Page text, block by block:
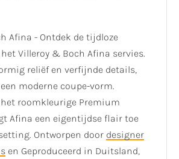
Afina - Ontdek de tijdloze
Villeroy & Boch Afina servies.
reliëf en verfijnde details,
moderne coupe-vorm.
roomkleurige Premium
Afina een eigentijdse flair toe
Ontworpen door designer
en Geproduceerd in Duitsland,